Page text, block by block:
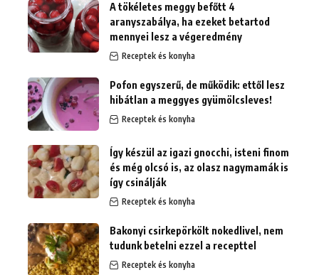
A tökéletes meggy befőtt 4
aranyszabálya, ha ezeket betartod
mennyei lesz a végeredmény
Receptek és konyha
Pofon egyszerű, de működik: ettől lesz
hibátlan a meggyes gyümölcsleves!
Receptek és konyha
Így készül az igazi gnocchi, isteni finom
és még olcsó is, az olasz nagymamák is
így csinálják
Receptek és konyha
Bakonyi csirkepörkölt nokedlivel, nem
tudunk betelni ezzel a recepttel
Receptek és konyha